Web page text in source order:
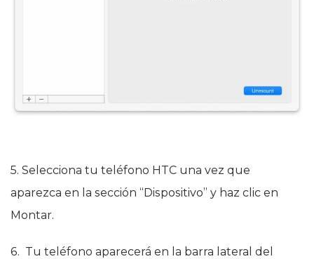
5. Selecciona tu teléfono HTC una vez que
aparezca en la sección “Dispositivo” y haz clic en
Montar.
6. Tu teléfono aparecerá en la barra lateral del